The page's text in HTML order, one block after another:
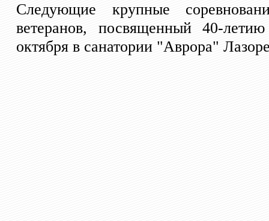
Следующие крупные
ветеранов, посвященный 40-
октября в санатории "Аврора"